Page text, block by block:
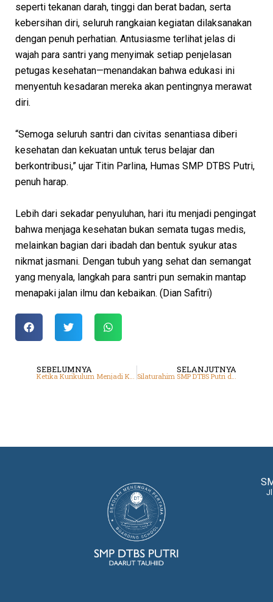
seperti tekanan darah, tinggi dan berat badan, serta
kebersihan diri, seluruh rangkaian kegiatan dilaksanakan
dengan penuh perhatian. Antusiasme terlihat jelas di
wajah para santri yang menyimak setiap penjelasan
petugas kesehatan—menandakan bahwa edukasi ini
menyentuh kesadaran mereka akan pentingnya merawat
diri.
“Semoga seluruh santri dan civitas senantiasa diberi
kesehatan dan kekuatan untuk terus belajar dan
berkontribusi,” ujar Titin Parlina, Humas SMP DTBS Putri,
penuh harap.
Lebih dari sekadar penyuluhan, hari itu menjadi pengingat
bahwa menjaga kesehatan bukan semata tugas medis,
melainkan bagian dari ibadah dan bentuk syukur atas
nikmat jasmani. Dengan tubuh yang sehat dan semangat
yang menyala, langkah para santri pun semakin mantap
menapaki jalan ilmu dan kebaikan. (Dian Safitri)
SEBELUMNYA
Ketika Kurikulum Menjadi Kompas Perjalanan Santri
SELANJUTNYA
Silaturahim SMP DTBS Putri dengan SD Bianglala